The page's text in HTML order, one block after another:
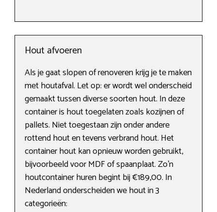
Hout afvoeren
Als je gaat slopen of renoveren krijg je te maken
met houtafval. Let op: er wordt wel onderscheid
gemaakt tussen diverse soorten hout. In deze
container is hout toegelaten zoals kozijnen of
pallets. Niet toegestaan zijn onder andere
rottend hout en tevens verbrand hout. Het
container hout kan opnieuw worden gebruikt,
bijvoorbeeld voor MDF of spaanplaat. Zo’n
houtcontainer huren begint bij €189,00. In
Nederland onderscheiden we hout in 3
categorieën: